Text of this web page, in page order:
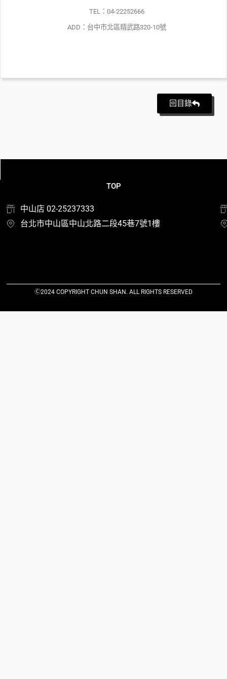
TEL：04-22252666
ADD：台中市北區精武路320-10號
回目錄
TOP
中山店 02-25237333
台北市中山區中山北路二段45巷7號1樓
Ⓒ2024 COPYRIGHT CHUN SHAN. ALL RIGHTS RESERVED